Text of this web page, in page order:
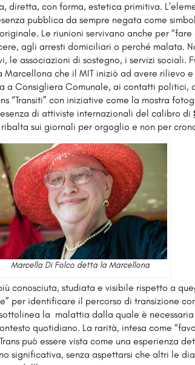
diretta, con forma, estetica primitiva.
pubblica da sempre negata come
Le riunioni servivano anche per
agli arresti domiciliari o perché malata.
le associazioni di sostegno, i servizi sociali.
che il MIT iniziò ad avere rilievo
a Consigliera Comunale, ai contatti politici,
“Transiti” con iniziative come la mostra
di attiviste internazionali del calibro di
sui giornali per orgoglio e non per
Marcella Di Folco detta la Marcellona
conosciuta, studiata e visibile rispetto a
per identificare il percorso di transizione
la malattia dalla quale è
quotidiano. La rarità, intesa come
può essere vista come una esperienza
significativa, senza aspettarsi che altri le